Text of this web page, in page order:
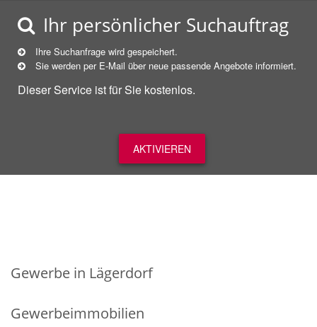
Ihr persönlicher Suchauftrag
Ihre Suchanfrage wird gespeichert.
Sie werden per E-Mail über neue passende Angebote informiert.
Dieser Service ist für Sie kostenlos.
AKTIVIEREN
Gewerbe in Lägerdorf
Gewerbeimmobilien